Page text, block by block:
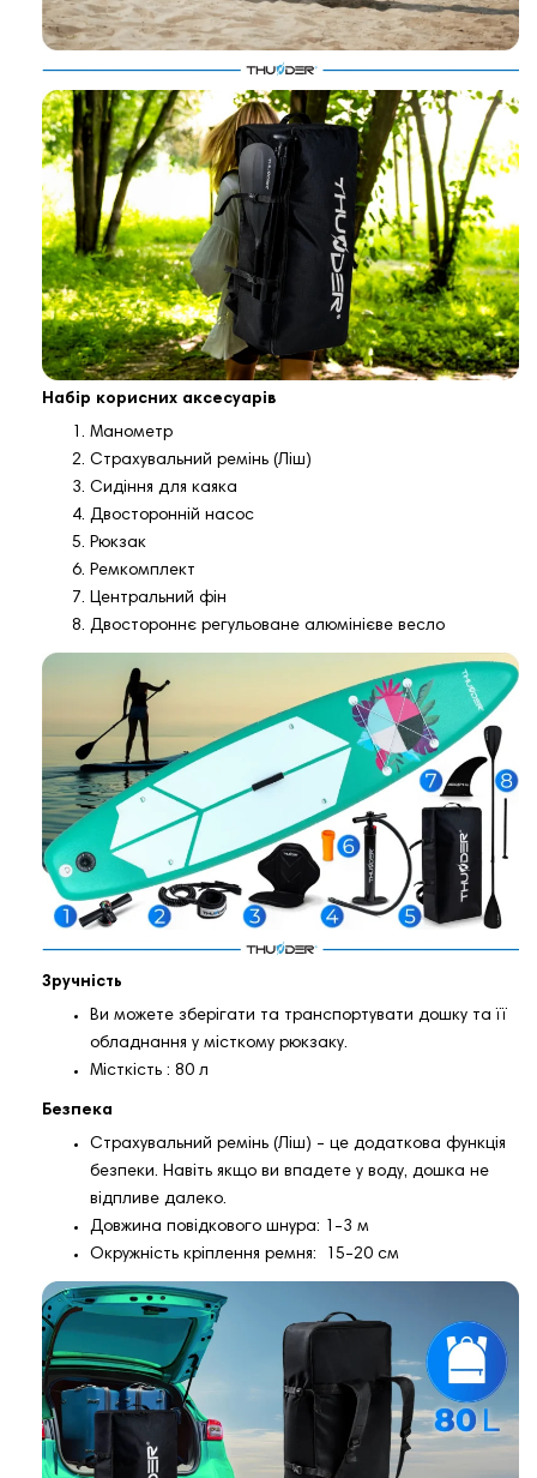
Набір корисних аксесуарів
Манометр
Страхувальний ремінь (Ліш)
Сидіння для каяка
Двосторонній насос
Рюкзак
Ремкомплект
Центральний фін
Двостороннє регульоване алюмінієве весло
Зручність
Ви можете зберігати та транспортувати дошку та її
обладнання у місткому рюкзаку.
Місткість : 80 л
Безпека
Страхувальний ремінь (Ліш) - це додаткова функція
безпеки. Навіть якщо ви впадете у воду, дошка не
відпливе далеко.
Довжина повідкового шнура: 1-3 м
Окружність кріплення ремня: 15-20 см